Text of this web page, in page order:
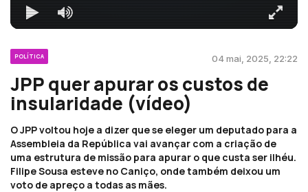
POLÍTICA 04 mai, 2025, 22:22
JPP quer apurar os custos de
insularidade (vídeo)
O JPP voltou hoje a dizer que se eleger um deputado para a
Assembleia da República vai avançar com a criação de
uma estrutura de missão para apurar o que custa ser ilhéu.
Filipe Sousa esteve no Caniço, onde também deixou um
voto de apreço a todas as mães.